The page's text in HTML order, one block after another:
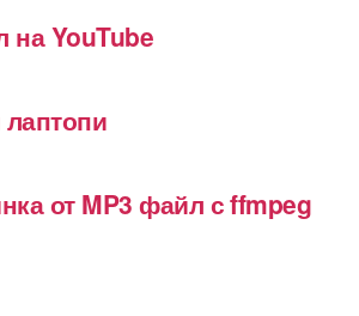
на YouTube
от MP3 файл с ffmpeg